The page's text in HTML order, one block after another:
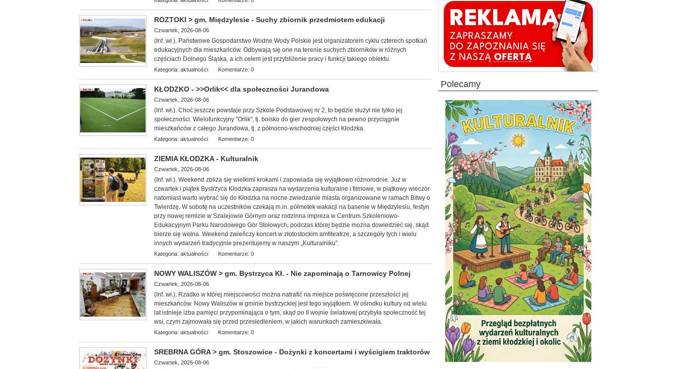
ROZTOKI > gm. Międzylesie - Suchy zbiornik przedmiotem edukacji
Czwartek, 2026-08-06
(Inf. wł.). Państwowe Gospodarstwo Wodne Wody Polskie jest organizatorem cyklu czterech spotkań
edukacyjnych dla mieszkańców. Odbywają się one na terenie suchych zbiorników w różnych
częściach Dolnego Śląska, a ich celem jest przybliżenie pracy i funkcji takiego obiektu.
Kategoria: aktualności Komentarze: 0
KŁODZKO - >>Orlik<< dla społeczności Jurandowa
Czwartek, 2026-08-06
(Inf. wł.). Choć jeszcze powstaje przy Szkole Podstawowej nr 2, to będzie służył nie tylko jej
społeczności. Wielofunkcyjny "Orlik", tj. boisko do gier zespołowych na pewno przyciągnie
mieszkańców z całego Jurandowa, tj. z północno-wschodniej części Kłodzka.
Kategoria: aktualności Komentarze: 0
ZIEMIA KŁODZKA - Kulturalnik
Czwartek, 2026-08-06
(Inf. wł.). Weekend zbliża się wielkimi krokami i zapowiada się wyjątkowo różnorodnie. Już w
czwartek i piątek Bystrzyca Kłodzka zaprasza na wydarzenia kulturalne i filmowe, w piątkowy wieczór
natomiast warto wybrać się do Kłodzka na nocne zwiedzanie miasta organizowane w ramach Bitwy o
Twierdzę. W sobotę na uczestników czekają m.in. półmetek wakacji na basenie w Międzylesiu, festyn
przy nowej remizie w Szalejowie Górnym oraz rodzinna impreza w Centrum Szkoleniowo-
Edukacyjnym Parku Narodowego Gór Stołowych, podczas której będzie można dowiedzieć się, skąd
bierze się wełna. Weekend zwieńczy koncert w złotostockim amfiteatrze, a szczegóły tych i wielu
innych wydarzeń tradycyjnie prezentujemy w naszym „Kulturalniku”.
Kategoria: aktualności Komentarze: 0
NOWY WALISZÓW > gm. Bystrzyca Kł. - Nie zapominają o Tarnowicy Polnej
Czwartek, 2026-08-06
(Inf. wł.). Rzadko w której miejscowości można natrafić na miejsce poświęcone przeszłości jej
mieszkańców. Nowy Waliszów w gminie bystrzyckiej jest tego wyjątkiem. W ośrodku kultury od wielu
lat istnieje izba pamięci przypominająca o tym, skąd po II wojnie światowej przybyła społeczność tej
wsi, czym zajmowała się przed przesiedleniem, w jakich warunkach zamieszkiwała.
Kategoria: aktualności Komentarze: 0
SREBRNA GÓRA > gm. Stoszowice - Dożynki z koncertami i wyścigiem traktorów
Czwartek, 2026-08-06
polecamy